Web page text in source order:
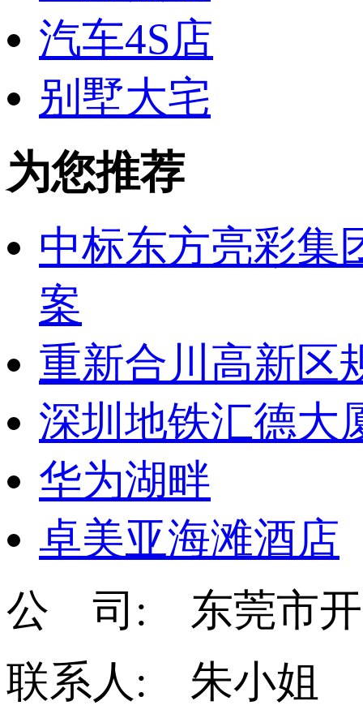
汽车4S店
别墅大宅
为您推荐
中标东方亮彩集
案
重新合川高新区
深圳地铁汇德大
华为湖畔
卓美亚海滩酒店
公 司: 东莞市开
联系人: 朱小姐